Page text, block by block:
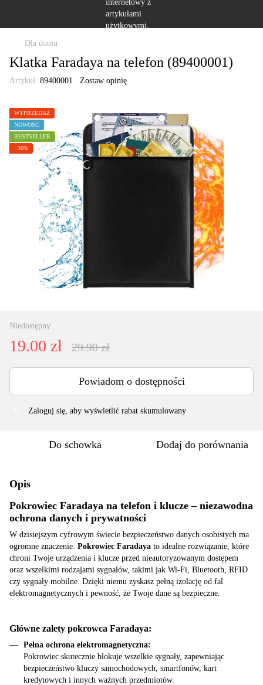
Dla domu
Klatka Faradaya na telefon (89400001)
Artykuł: 89400001 Zostaw opinię
WYPRZEDAŻ
NOWOŚĆ
BESTSELLER
−36%
Niedostępny
19.00 zł 29.90 zł
Powiadom o dostępności
Zaloguj się , aby wyświetlić rabat skumulowany
Do schowka Dodaj do porównania
Opis
Pokrowiec Faradaya na telefon i klucze – niezawodna
ochrona danych i prywatności
W dzisiejszym cyfrowym świecie bezpieczeństwo danych osobistych ma
ogromne znaczenie. Pokrowiec Faradaya to idealne rozwiązanie, które
chroni Twoje urządzenia i klucze przed nieautoryzowanym dostępem
oraz wszelkimi rodzajami sygnałów, takimi jak Wi-Fi, Bluetooth, RFID
czy sygnały mobilne. Dzięki niemu zyskasz pełną izolację od fal
elektromagnetycznych i pewność, że Twoje dane są bezpieczne.
Główne zalety pokrowca Faradaya:
Pełna ochrona elektromagnetyczna:
Pokrowiec skutecznie blokuje wszelkie sygnały, zapewniając
bezpieczeństwo kluczy samochodowych, smartfonów, kart
kredytowych i innych ważnych przedmiotów.